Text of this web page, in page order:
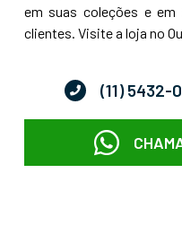
em suas coleções e
clientes. Visite a loja no
(11) 5432-